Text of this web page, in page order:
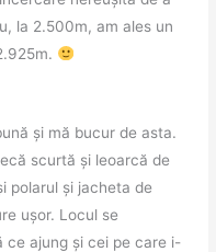
la 2.500m, am ales un
și mă bucur de asta.
scurtă și leoarcă de
polarul și jacheta de
ușor. Locul se
ce ajung și cei pe care i-